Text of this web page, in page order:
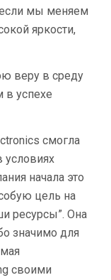
если мы меняем
яркости,
веру в среду
успехе
смогла
условиях
начала это
цель на
ресурсы”. Она
значимо для
своими